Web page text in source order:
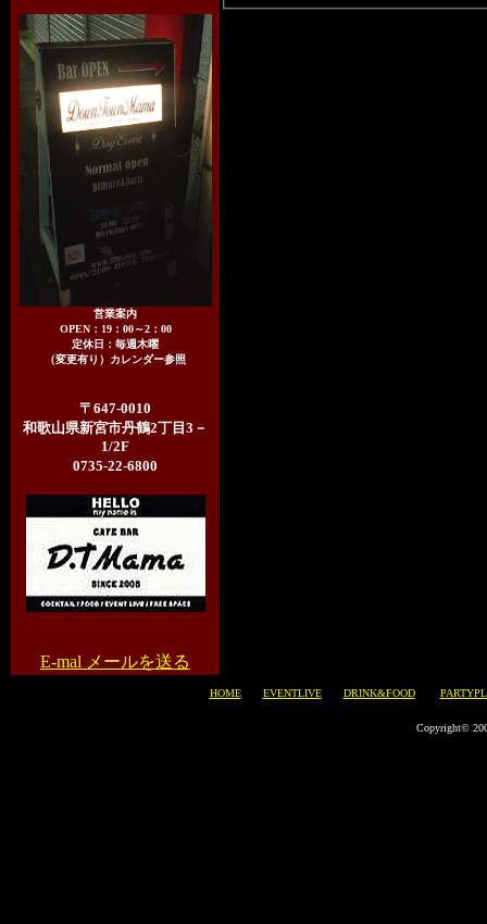
営業案内
OPEN：19：00～2：00
定休日：毎週木曜
（変更有り）カレンダー参照
〒647-0010
和歌山県新宮市丹鶴2丁目3－
1/2F
0735-22-6800
E-mal メールを送る
HOME EVENTLIVE DRINK&FOOD
Copyright©